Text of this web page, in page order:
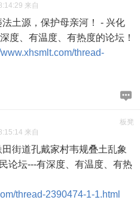
来自
法土源，保护母亲河！ - 兴化
度、有温度、有热度的论坛！
www.xhsmlt.com/thread-
板凳
来自
街道孔戴家村韦规叠土乱象
论坛---有深度、有温度、有热
thread-2390474-1-1.html